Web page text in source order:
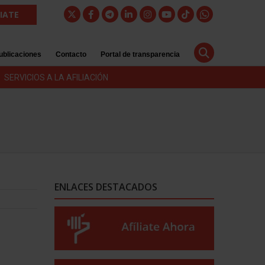
Contacto Portal de transparencia
SERVICIOS A LA AFILIACIÓN
ENLACES DESTACADOS